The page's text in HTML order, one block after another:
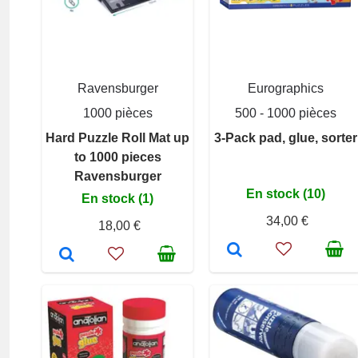
Ravensburger
1000 pièces
Hard Puzzle Roll Mat up
to 1000 pieces
Ravensburger
En stock (1)
18,00 €
Eurographics
500 - 1000 pièces
3-Pack pad, glue, sorter
En stock (10)
34,00 €